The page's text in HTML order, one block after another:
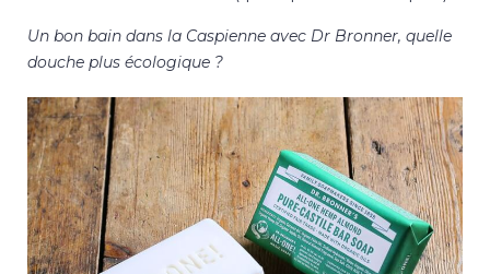
Un bon bain dans la Caspienne avec Dr Bronner, quelle
douche plus écologique ?